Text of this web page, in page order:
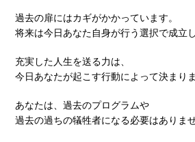
過去の扉にはカギがかかっています。
将来は今日あなた自身が行う選択で成立し
充実した人生を送る力は、
今日あなたが起こす行動によって決まりま
あなたは、過去のプログラムや
過去の過ちの犠牲者になる必要はありませ